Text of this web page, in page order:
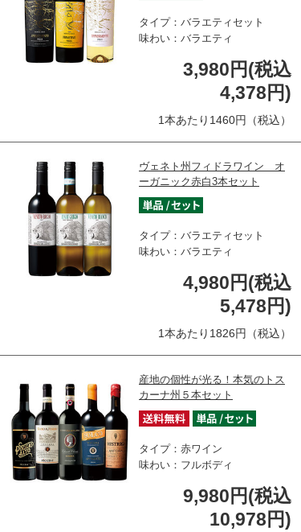
タイプ：バラエティセット
味わい：バラエティ
3,980円(税込
4,378円)
1本あたり1460円（税込）
ヴェネト州フィドラワイン オ
ーガニック赤白3本セット
タイプ：バラエティセット
味わい：バラエティ
4,980円(税込
5,478円)
1本あたり1826円（税込）
産地の個性が光る！本気のトス
カーナ州５本セット
タイプ：赤ワイン
味わい：フルボディ
9,980円(税込
10,978円)